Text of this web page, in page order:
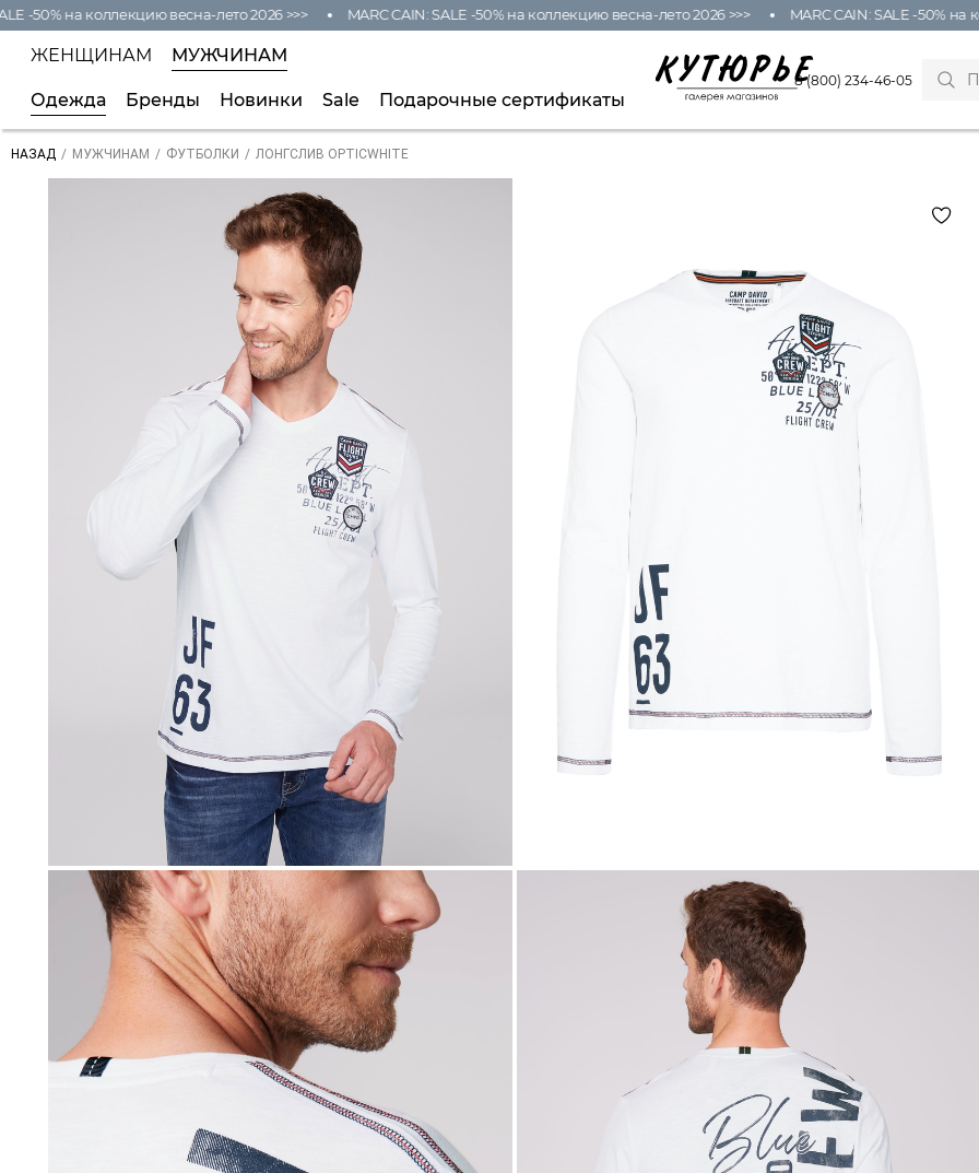
-50% на коллекцию весна-лето 2026 >>> MARC CAIN: SALE -50% на коллекцию весна-лето 2026 >>> MARC CAIN: SALE -50% на
ЖЕНЩИНАМ МУЖЧИНАМ
Одежда Бренды Новинки Sale Подарочные сертификаты
8 (800) 234-46-05
НАЗАД / МУЖЧИНАМ / ФУТБОЛКИ / ЛОНГСЛИВ OPTICWHITE